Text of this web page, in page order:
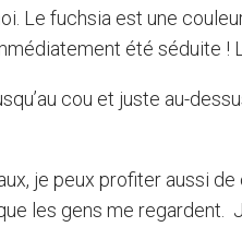
Le fuchsia est une
été séduite
cou et juste au-
je peux profiter aussi
les gens me